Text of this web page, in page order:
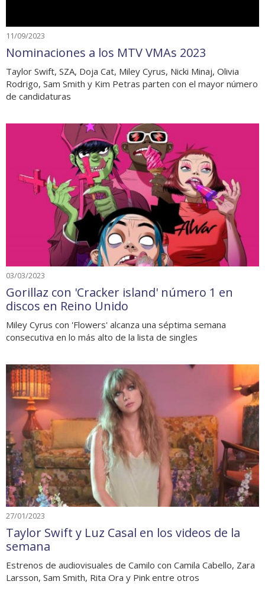
11/09/2023
Nominaciones a los MTV VMAs 2023
Taylor Swift, SZA, Doja Cat, Miley Cyrus, Nicki Minaj, Olivia
Rodrigo, Sam Smith y Kim Petras parten con el mayor número
de candidaturas
03/03/2023
Gorillaz con 'Cracker island' número 1 en
discos en Reino Unido
Miley Cyrus con 'Flowers' alcanza una séptima semana
consecutiva en lo más alto de la lista de singles
27/01/2023
Taylor Swift y Luz Casal en los videos de la
semana
Estrenos de audiovisuales de Camilo con Camila Cabello, Zara
Larsson, Sam Smith, Rita Ora y Pink entre otros